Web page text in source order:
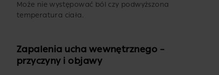
Może nie występować ból czy podwyższona
temperatura ciała.
Zapalenia ucha wewnętrznego –
przyczyny i objawy